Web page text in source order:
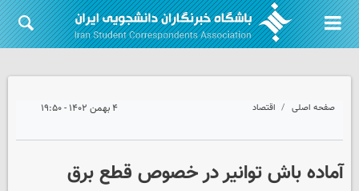
صفحه اصلی اقتصاد ۴ بهمن ۱۴۰۲ - ۱۹:۵۰
آماده باش توانیر در خصوص قطع برق